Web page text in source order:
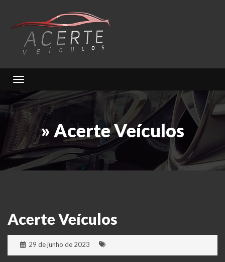
Toggle navigation
» Acerte Veículos
Acerte Veículos
29 de junho de 2023